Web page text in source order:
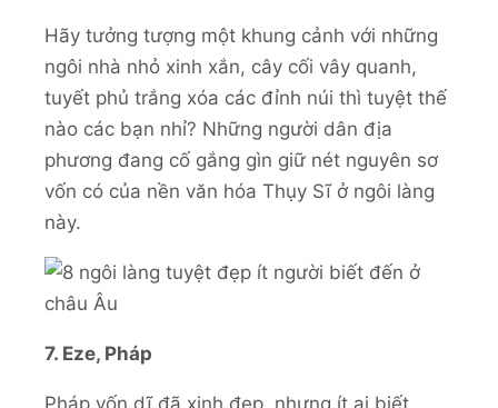
Hãy tưởng tượng một khung cảnh với những
ngôi nhà nhỏ xinh xắn, cây cối vây quanh,
tuyết phủ trắng xóa các đỉnh núi thì tuyệt thế
nào các bạn nhỉ? Những người dân địa
phương đang cố gắng gìn giữ nét nguyên sơ
vốn có của nền văn hóa Thụy Sĩ ở ngôi làng
này.
7. Eze, Pháp
Pháp vốn dĩ đã xinh đẹp, nhưng ít ai biết